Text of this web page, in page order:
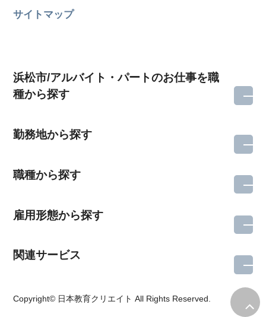
サイトマップ
浜松市/アルバイト・パートのお仕事を職
種から探す
勤務地から探す
職種から探す
雇用形態から探す
関連サービス
Copyright© 日本教育クリエイト All Rights Reserved.
所在地のエリアを選択してください